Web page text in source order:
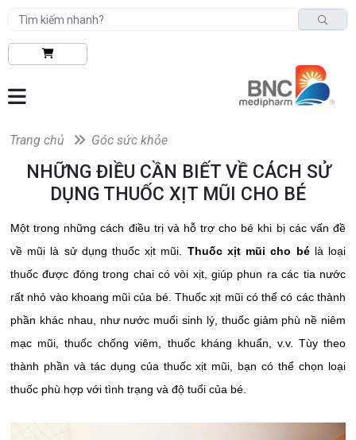
Trang chủ Góc sức khỏe
NHỮNG ĐIỀU CẦN BIẾT VỀ CÁCH SỬ
DỤNG THUỐC XỊT MŨI CHO BÉ
Một trong những cách điều trị và hỗ trợ cho bé khi bị các vấn đề
về mũi là sử dụng thuốc xịt mũi. Thuốc xịt mũi cho bélà loại
thuốc được đóng trong chai có vòi xịt, giúp phun ra các tia nước
rất nhỏ vào khoang mũi của bé. Thuốc xịt mũi có thể có các thành
phần khác nhau, như nước muối sinh lý, thuốc giảm phù nề niêm
mạc mũi, thuốc chống viêm, thuốc kháng khuẩn, v.v. Tùy theo
thành phần và tác dụng của thuốc xịt mũi, bạn có thể chọn loại
thuốc phù hợp với tình trạng và độ tuổi của bé.